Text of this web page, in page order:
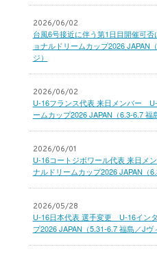
2026/06/02
台風6号接近に伴う第1日目開催可
ョナルドリームカップ2026 JAPAN
ジ）
2026/06/02
U-16フランス代表 来日メンバー
ームカップ2026 JAPAN（6.3-6.7 福
2026/06/01
U-16コートジボワール代表 来日メ
ナルドリームカップ2026 JAPAN（
2026/05/28
U-16日本代表 選手変更 U-16イン
プ2026 JAPAN（5.31-6.7 福島／Jヴ